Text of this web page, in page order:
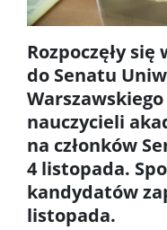
Oprogramowanie
STUDENT
Doktoranci
Rozpoczęły
do Senatu
nauczycieli
na członków
4 listopada.
kandydatów
listopada.